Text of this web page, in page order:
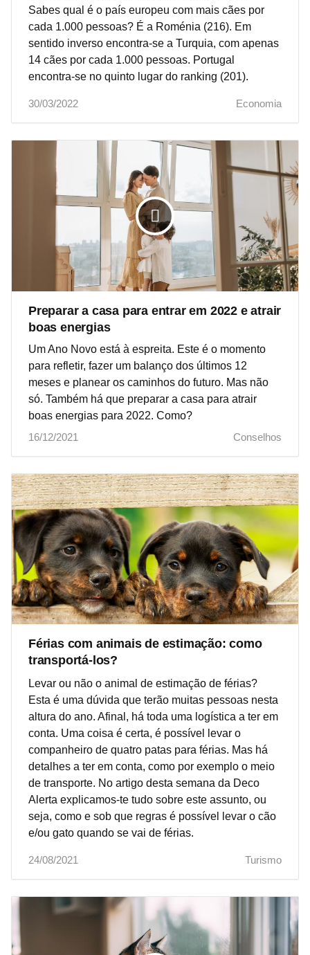
Sabes qual é o país europeu com mais cães por
cada 1.000 pessoas? É a Roménia (216). Em
sentido inverso encontra-se a Turquia, com apenas
14 cães por cada 1.000 pessoas. Portugal
encontra-se no quinto lugar do ranking (201).
30/03/2022 Economia
Preparar a casa para entrar em 2022 e atrair
boas energias
Um Ano Novo está à espreita. Este é o momento
para refletir, fazer um balanço dos últimos 12
meses e planear os caminhos do futuro. Mas não
só. Também há que preparar a casa para atrair
boas energias para 2022. Como?
16/12/2021
Conselhos
Férias com animais de estimação: como
transportá-los?
Levar ou não o animal de estimação de férias?
Esta é uma dúvida que terão muitas pessoas nesta
altura do ano. Afinal, há toda uma logística a ter em
conta. Uma coisa é certa, é possível levar o
companheiro de quatro patas para férias. Mas há
detalhes a ter em conta, como por exemplo o meio
de transporte. No artigo desta semana da Deco
Alerta explicamos-te tudo sobre este assunto, ou
seja, como e sob que regras é possível levar o cão
e/ou gato quando se vai de férias.
24/08/2021 Turismo